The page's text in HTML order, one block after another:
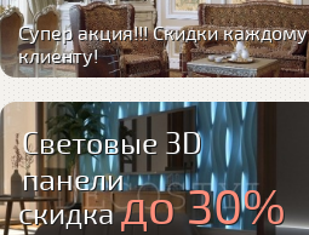
Супер акция!!! Скидки каждому
клиенту!
Световые 3D
панели
скидкадо 30%